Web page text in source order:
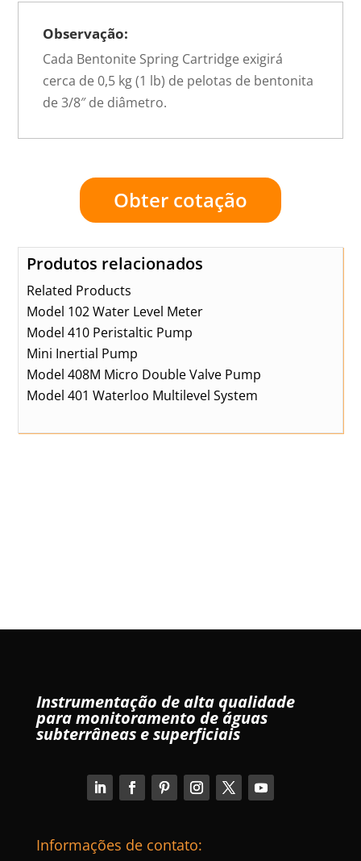
Observação:
Cada Bentonite Spring Cartridge exigirá
cerca de 0,5 kg (1 lb) de pelotas de bentonita
de 3/8″ de diâmetro.
Obter cotação
Produtos relacionados
Related Products
Model 102 Water Level Meter
Model 410 Peristaltic Pump
Mini Inertial Pump
Model 408M Micro Double Valve Pump
Model 401 Waterloo Multilevel System
Instrumentação de alta qualidade
para monitoramento de águas
subterrâneas e superficiais
Informações de contato: